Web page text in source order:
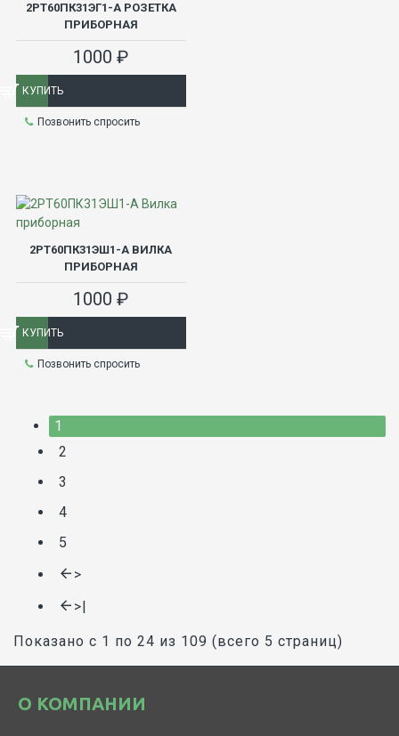
2РТ60ПК31ЭГ1-А РОЗЕТКА
ПРИБОРНАЯ
1000 ₽
КУПИТЬ
Позвонить спросить
2РТ60ПК31ЭШ1-А ВИЛКА
ПРИБОРНАЯ
1000 ₽
КУПИТЬ
Позвонить спросить
1
2
3
4
5
>
>|
Показано с 1 по 24 из 109 (всего 5 страниц)
О КОМПАНИИ